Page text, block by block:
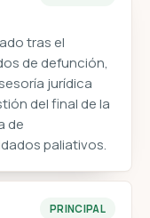
tras el
de defunción,
jurídica
del final de la
de
paliativos.
PRINCIPAL